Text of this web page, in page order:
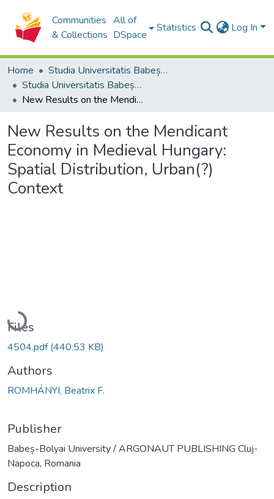
Communities
& Collections
All of
DSpace
Statistics Log In
Home
Studia Universitatis Babeș-Bolyai Collection
Studia Universitatis Babeș-Bolyai Historia
New Results on the Mendicant Economy in Medieval Hungary: Spatial Distribution, Urban(?) Context
New Results on the Mendicant
Economy in Medieval Hungary:
Spatial Distribution, Urban(?)
Context
Loading...
Files
4504.pdf(440.53 KB)
Authors
ROMHÁNYI, Beatrix F.
Publisher
Babeș-Bolyai University / ARGONAUT PUBLISHING Cluj-
Napoca, Romania
Description